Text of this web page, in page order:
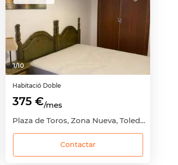
1/10
Habitació Doble
375 €/mes
Plaza de Toros, Zona Nueva, Toledo Capital, Toledo
Contactar